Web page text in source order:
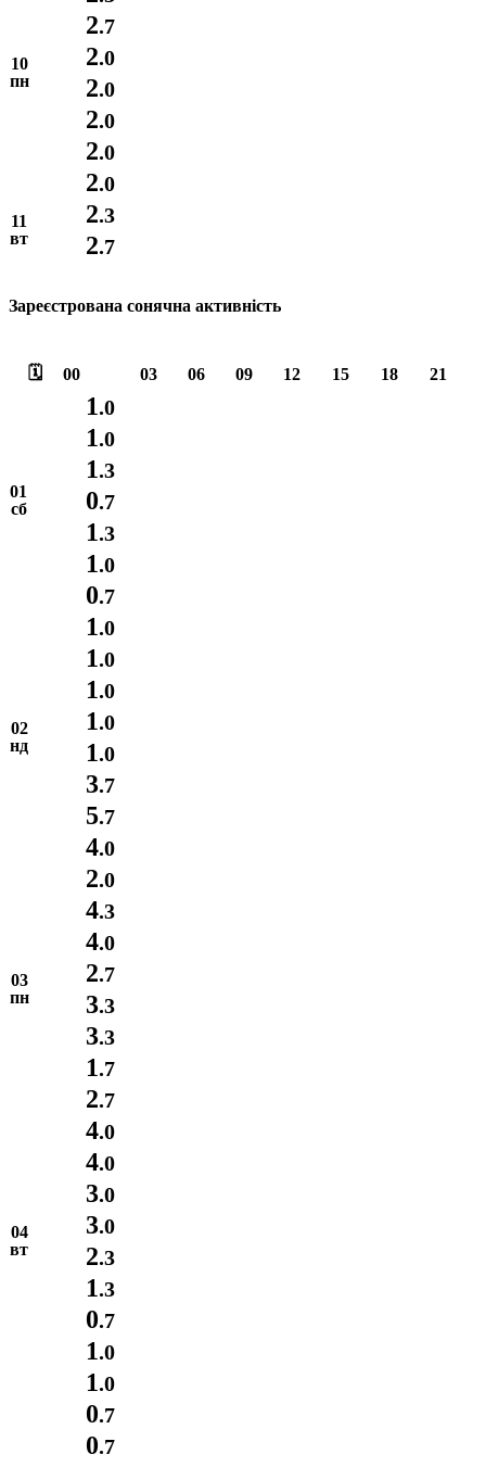
10
пн
2.7
2.0
2.0
2.0
2.0
2.0
11
вт
2.3
2.7
Зареєстрована сонячна активність
🗓️ 00 03 06 09 12 15 18 21
01
сб
1.0
1.0
1.3
0.7
1.3
1.0
0.7
02
нд
1.0
1.0
1.0
1.0
1.0
3.7
5.7
4.0
03
пн
2.0
4.3
4.0
2.7
3.3
3.3
1.7
2.7
04
вт
4.0
4.0
3.0
3.0
2.3
1.3
0.7
1.0
1.0
0.7
0.7